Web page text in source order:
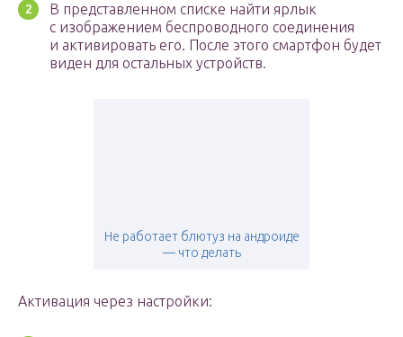
В представленном списке найти ярлык
с изображением беспроводного соединения
и активировать его. После этого смартфон будет
виден для остальных устройств.
Не работает блютуз на андроиде
— что делать
Активация через настройки: